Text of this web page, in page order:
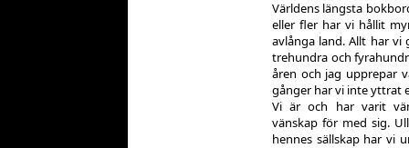
Världens längsta
eller fler har vi hållit
avlånga land. Allt har vi
trehundra och
åren och jag upprepar
gånger har vi inte yttrat
Vi är och har varit
vänskap för med sig.
hennes sällskap har vi